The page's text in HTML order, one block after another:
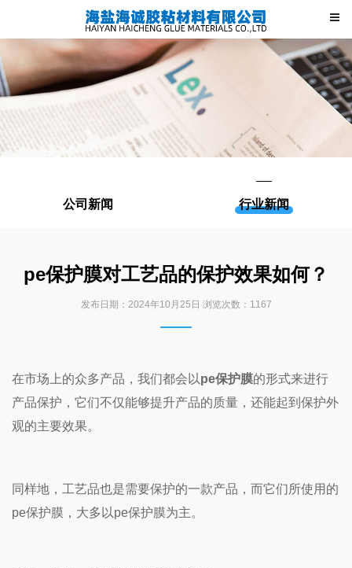
公司新闻 行业新闻
pe保护膜对工艺品的保护效果如何？
发布日期： 2024年10月25日 浏览次数： 1167
在市场上的众多产品，我们都会以pe保护膜的形式来进行
产品保护，它们不仅能够提升产品的质量，还能起到保护外
观的主要效果。
同样地，工艺品也是需要保护的一款产品，而它们所使用的
pe保护膜，大多以pe保护膜为主。